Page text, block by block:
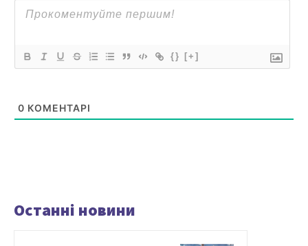
{} [+]
0 КОМЕНТАРІ
Останні новини